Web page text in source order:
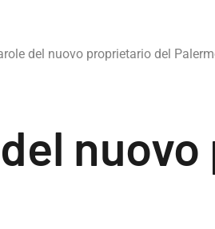
del nuovo proprietario del